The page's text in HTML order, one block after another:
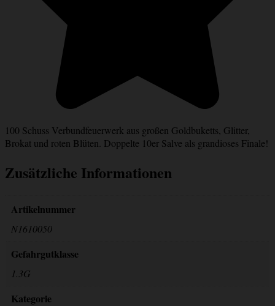
100 Schuss Verbundfeuerwerk aus großen Goldbuketts, Glitter,
Brokat und roten Blüten. Doppelte 10er Salve als grandioses Finale!
Zusätzliche Informationen
Artikelnummer
N1610050
Gefahrgutklasse
1.3G
Kategorie